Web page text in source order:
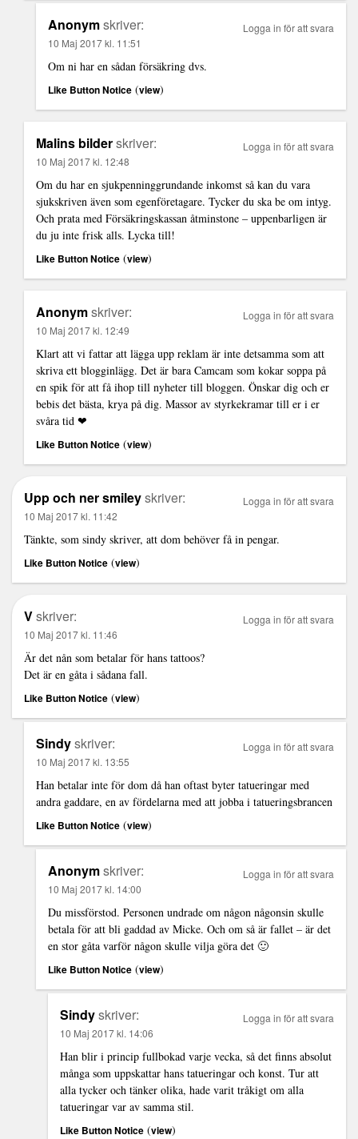
Anonymskriver:
10 Maj 2017 kl. 11:51
Om ni har en sådan försäkring dvs.
Like Button Notice (view)
Logga in för att svara
Malins bilderskriver:
10 Maj 2017 kl. 12:48
Om du har en sjukpenninggrundande inkomst så kan du vara
sjukskriven även som egenföretagare. Tycker du ska be om intyg.
Och prata med Försäkringskassan åtminstone – uppenbarligen är
du ju inte frisk alls. Lycka till!
Like Button Notice (view)
Logga in för att svara
Anonymskriver:
10 Maj 2017 kl. 12:49
Klart att vi fattar att lägga upp reklam är inte detsamma som att
skriva ett blogginlägg. Det är bara Camcam som kokar soppa på
en spik för att få ihop till nyheter till bloggen. Önskar dig och er
bebis det bästa, krya på dig. Massor av styrkekramar till er i er
svåra tid ❤
Like Button Notice (view)
Logga in för att svara
Upp och ner smileyskriver:
10 Maj 2017 kl. 11:42
Tänkte, som sindy skriver, att dom behöver få in pengar.
Like Button Notice (view)
Logga in för att svara
Vskriver:
10 Maj 2017 kl. 11:46
Är det nån som betalar för hans tattoos?
Det är en gåta i sådana fall.
Like Button Notice (view)
Logga in för att svara
Sindyskriver:
10 Maj 2017 kl. 13:55
Han betalar inte för dom då han oftast byter tatueringar med
andra gaddare, en av fördelarna med att jobba i tatueringsbrancen
Like Button Notice (view)
Logga in för att svara
Anonymskriver:
10 Maj 2017 kl. 14:00
Du missförstod. Personen undrade om någon någonsin skulle
betala för att bli gaddad av Micke. Och om så är fallet – är det
en stor gåta varför någon skulle vilja göra det 🙂
Like Button Notice (view)
Logga in för att svara
Sindyskriver:
10 Maj 2017 kl. 14:06
Han blir i princip fullbokad varje vecka, så det finns absolut
många som uppskattar hans tatueringar och konst. Tur att
alla tycker och tänker olika, hade varit tråkigt om alla
tatueringar var av samma stil.
Like Button Notice (view)
Logga in för att svara